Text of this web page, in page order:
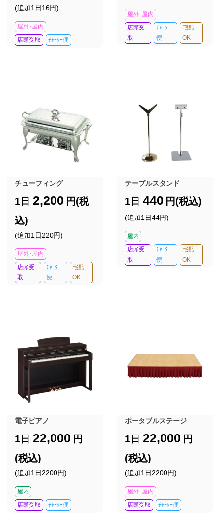
(追加1日16円)
屋外･屋内
店頭受取
ﾁｬｰﾀｰ便
屋外･屋内
店頭受
取
ﾁｬｰﾀｰ
便
宅配
OK
チューフィング
1日 2,200 円(税
込)
(追加1日220円)
屋外･屋内
店頭受
取
ﾁｬｰﾀｰ
便
宅配
OK
テーブルスタンド
1日 440 円(税込)
(追加1日44円)
屋内
店頭受
取
ﾁｬｰﾀｰ
便
宅配
OK
電子ピアノ
1日 22,000 円
(税込)
(追加1日2200円)
屋内
店頭受取
ﾁｬｰﾀｰ便
ポータブルステージ
1日 22,000 円
(税込)
(追加1日2200円)
屋外･屋内
店頭受取
ﾁｬｰﾀｰ便